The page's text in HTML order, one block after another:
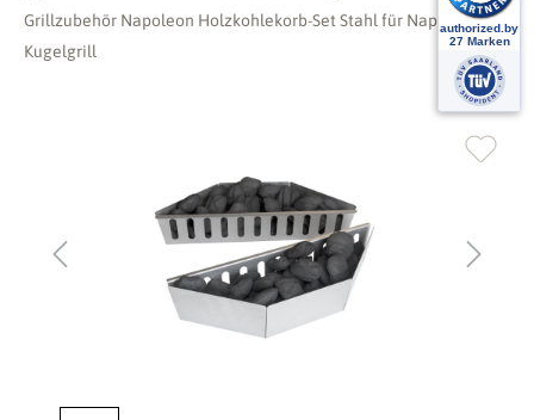
Grillzubehör Napoleon Holzkohlekorb-Set Stahl für Napoleon
Kugelgrill